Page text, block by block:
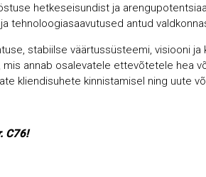
hetkeseisundist ja
tehnoloogiasaavutused antud
stabiilse väärtussüsteemi, visiooni
mis annab osalevatele ettevõtetele hea
kliendisuhete kinnistamisel ning uute
C76!